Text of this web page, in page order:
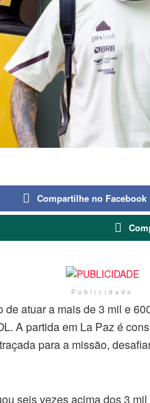
Compartilhe no Facebook
Publicidade
de atuar a mais de 3 mil e
A partida em La Paz é
para a missão,
seis vezes acima dos 3